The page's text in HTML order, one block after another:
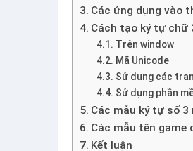
Các ứng dụng vào
Cách tạo ký tự chữ
Trên window
Mã Unicode
Sử dụng các
Sử dụng phần
Các mẫu ký tự số
Các mẫu tên game
Kết luận